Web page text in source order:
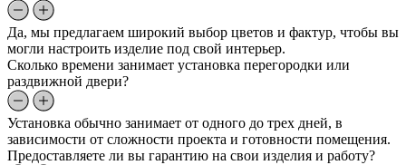
Да, мы предлагаем широкий выбор цветов и фактур, чтобы вы
могли настроить изделие под свой интерьер.
Сколько времени занимает установка перегородки или
раздвижной двери?
Установка обычно занимает от одного до трех дней, в
зависимости от сложности проекта и готовности помещения.
Предоставляете ли вы гарантию на свои изделия и работу?